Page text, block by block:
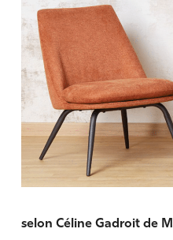
selon Céline Gadroit de